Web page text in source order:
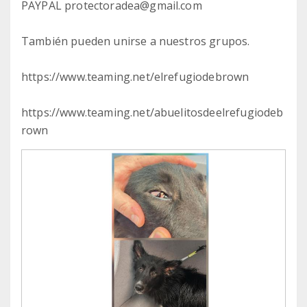
PAYPAL protectoradea@gmail.com
También pueden unirse a nuestros grupos.
https://www.teaming.net/elrefugiodebrown
https://www.teaming.net/abuelitosdeelrefugiodeb
rown